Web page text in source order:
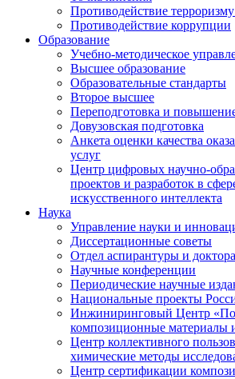
Противодействие
Противодействие коррупции
Образование
Учебно-методическое
Высшее образование
Образовательные стандарты
Второе высшее
Переподготовка и
Довузовская подготовка
Анкета оценки качества
услуг
Центр цифровых научно-
проектов и разработок в
искусственного интеллекта
Наука
Управление науки и
Диссертационные советы
Отдел аспирантуры и
Научные конференции
Периодические научные
Национальные проекты
Инжиниринговый Центр
композиционные материалы
Центр коллективного
химические методы
Центр сертификации